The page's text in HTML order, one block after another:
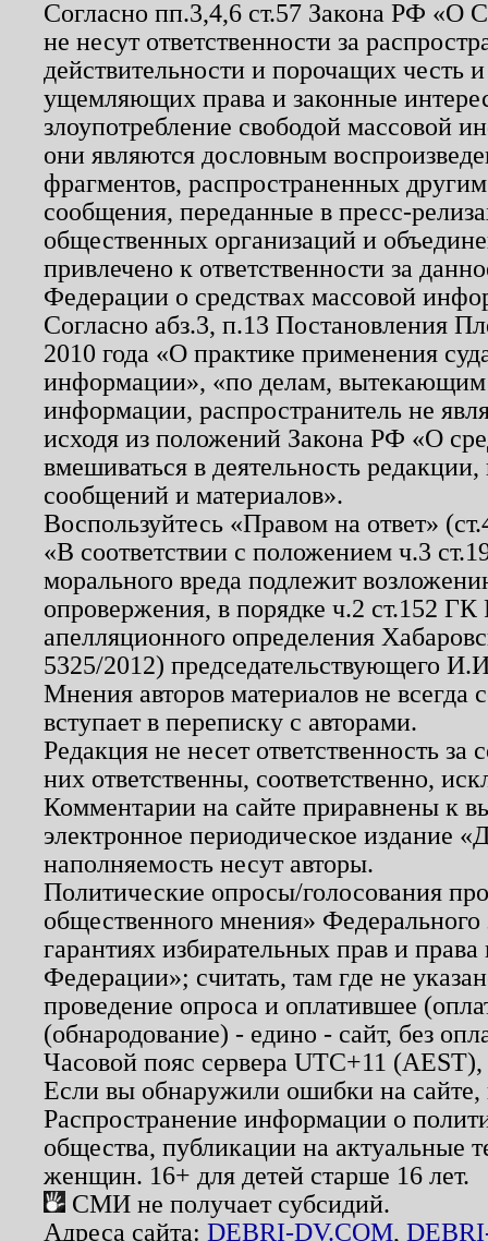
Согласно пп.3,4,6 ст.57 Закона РФ «О
не несут ответственности за
действительности и порочащих честь
ущемляющих права и законные
злоупотребление свободой массовой
они являются дословным
фрагментов, распространенных
сообщения, переданные в пресс-
общественных организаций и
привлечено к ответственности за
Федерации о средствах массовой
Согласно абз.3, п.13 Постановления
2010 года «О практике применения
информации», «по делам, вытекающим
информации, распространитель не
исходя из положений Закона РФ «О
вмешиваться в деятельность
сообщений и материалов».
Воспользуйтесь «Правом на ответ»
«В соответствии с положением ч.3
морального вреда подлежит
опровержения, в порядке ч.2 ст.152
апелляционного определения
5325/2012) председательствующего
Мнения авторов материалов не
вступает в переписку с авторами.
Редакция не несет ответственность
них ответственны, соответственно,
Комментарии на сайте приравнены к
электронное периодическое издание
наполняемость несут авторы.
Политические опросы/голосования
общественного мнения»
гарантиях избирательных прав и
Федерации»; считать, там где не
проведение опроса и оплатившее
(обнародование) - едино - сайт, без
Часовой пояс сервера UTC+11
Если вы обнаружили ошибки на
Распространение информации о
общества, публикации на актуальные
женщин. 16+ для детей старше 16 лет.
СМИ не получает субсидий.
Адреса сайта: DEBRI-DV.COM,